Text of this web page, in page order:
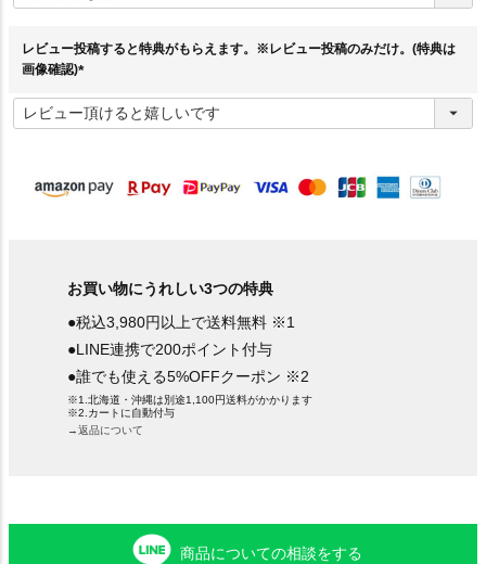
須
レビュー投稿すると特典がもらえます。※レビュー投稿のみだけ。(特典は
画像確認)
必
須
お買い物にうれしい3つの特典
●税込3,980円以上で送料無料 ※1
●LINE連携で200ポイント付与
●誰でも使える5%OFFクーポン ※2
※1.北海道・沖縄は別途1,100円送料がかかります
※2.カートに自動付与
→返品について
商品についての相談をする